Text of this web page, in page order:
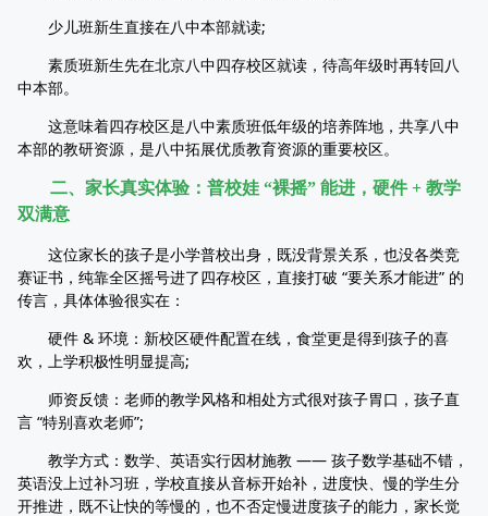
少儿班新生直接在八中本部就读;
素质班新生先在北京八中四存校区就读，待高年级时再转回八
中本部。
这意味着四存校区是八中素质班低年级的培养阵地，共享八中
本部的教研资源，是八中拓展优质教育资源的重要校区。
二、家长真实体验：普校娃 “裸摇” 能进，硬件 + 教学
双满意
这位家长的孩子是小学普校出身，既没背景关系，也没各类竞
赛证书，纯靠全区摇号进了四存校区，直接打破 “要关系才能进” 的
传言，具体体验很实在：
硬件 & 环境：新校区硬件配置在线，食堂更是得到孩子的喜
欢，上学积极性明显提高;
师资反馈：老师的教学风格和相处方式很对孩子胃口，孩子直
言 “特别喜欢老师”;
教学方式：数学、英语实行因材施教 —— 孩子数学基础不错，
英语没上过补习班，学校直接从音标开始补，进度快、慢的学生分
开推进，既不让快的等慢的，也不否定慢进度孩子的能力，家长觉